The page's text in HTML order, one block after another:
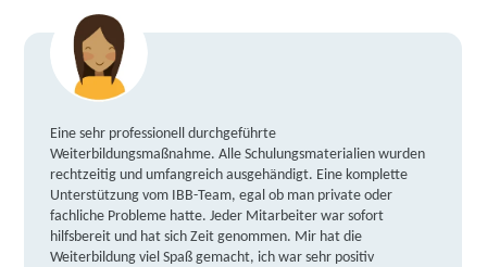
Eine sehr professionell durchgeführte
Weiterbildungsmaßnahme. Alle Schulungsmaterialien wurden
rechtzeitig und umfangreich ausgehändigt. Eine komplette
Unterstützung vom IBB-Team, egal ob man private oder
fachliche Probleme hatte. Jeder Mitarbeiter war sofort
hilfsbereit und hat sich Zeit genommen. Mir hat die
Weiterbildung viel Spaß gemacht, ich war sehr positiv